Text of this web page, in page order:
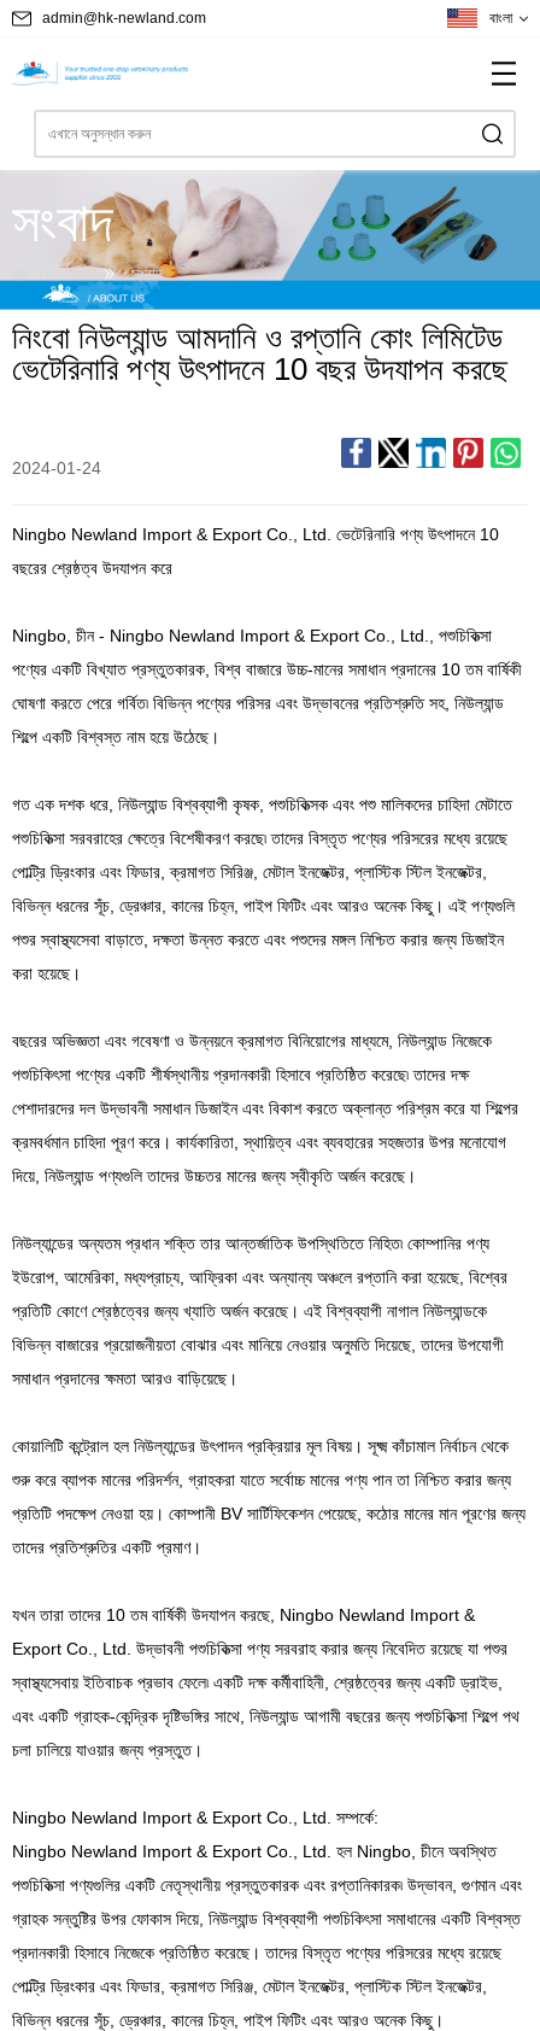
admin@hk-newland.com বাংলা
সংবাদ
Home সংবাদ
নিংবো নিউল্যান্ড আমদানি ও রপ্তানি কোং লিমিটেড
ভেটেরিনারি পণ্য উৎপাদনে 10 বছর উদযাপন করছে
2024-01-24
Ningbo Newland Import & Export Co., Ltd. ভেটেরিনারি পণ্য উৎপাদনে 10
বছরের শ্রেষ্ঠত্ব উদযাপন করে
Ningbo, চীন - Ningbo Newland Import & Export Co., Ltd., পশুচিকিত্সা
পণ্যের একটি বিখ্যাত প্রস্তুতকারক, বিশ্ব বাজারে উচ্চ-মানের সমাধান প্রদানের 10 তম বার্ষিকী
ঘোষণা করতে পেরে গর্বিত৷ বিভিন্ন পণ্যের পরিসর এবং উদ্ভাবনের প্রতিশ্রুতি সহ, নিউল্যান্ড
শিল্পে একটি বিশ্বস্ত নাম হয়ে উঠেছে।
গত এক দশক ধরে, নিউল্যান্ড বিশ্বব্যাপী কৃষক, পশুচিকিত্সক এবং পশু মালিকদের চাহিদা মেটাতে
পশুচিকিত্সা সরবরাহের ক্ষেত্রে বিশেষীকরণ করছে৷ তাদের বিস্তৃত পণ্যের পরিসরের মধ্যে রয়েছে
পোল্ট্রি ড্রিংকার এবং ফিডার, ক্রমাগত সিরিঞ্জ, মেটাল ইনজেক্টর, প্লাস্টিক স্টিল ইনজেক্টর,
বিভিন্ন ধরনের সূঁচ, ড্রেঞ্চার, কানের চিহ্ন, পাইপ ফিটিং এবং আরও অনেক কিছু। এই পণ্যগুলি
পশুর স্বাস্থ্যসেবা বাড়াতে, দক্ষতা উন্নত করতে এবং পশুদের মঙ্গল নিশ্চিত করার জন্য ডিজাইন
করা হয়েছে।
বছরের অভিজ্ঞতা এবং গবেষণা ও উন্নয়নে ক্রমাগত বিনিয়োগের মাধ্যমে, নিউল্যান্ড নিজেকে
পশুচিকিৎসা পণ্যের একটি শীর্ষস্থানীয় প্রদানকারী হিসাবে প্রতিষ্ঠিত করেছে৷ তাদের দক্ষ
পেশাদারদের দল উদ্ভাবনী সমাধান ডিজাইন এবং বিকাশ করতে অক্লান্ত পরিশ্রম করে যা শিল্পের
ক্রমবর্ধমান চাহিদা পূরণ করে। কার্যকারিতা, স্থায়িত্ব এবং ব্যবহারের সহজতার উপর মনোযোগ
দিয়ে, নিউল্যান্ড পণ্যগুলি তাদের উচ্চতর মানের জন্য স্বীকৃতি অর্জন করেছে।
নিউল্যান্ডের অন্যতম প্রধান শক্তি তার আন্তর্জাতিক উপস্থিতিতে নিহিত৷ কোম্পানির পণ্য
ইউরোপ, আমেরিকা, মধ্যপ্রাচ্য, আফ্রিকা এবং অন্যান্য অঞ্চলে রপ্তানি করা হয়েছে, বিশ্বের
প্রতিটি কোণে শ্রেষ্ঠত্বের জন্য খ্যাতি অর্জন করেছে। এই বিশ্বব্যাপী নাগাল নিউল্যান্ডকে
বিভিন্ন বাজারের প্রয়োজনীয়তা বোঝার এবং মানিয়ে নেওয়ার অনুমতি দিয়েছে, তাদের উপযোগী
সমাধান প্রদানের ক্ষমতা আরও বাড়িয়েছে।
কোয়ালিটি কন্ট্রোল হল নিউল্যান্ডের উৎপাদন প্রক্রিয়ার মূল বিষয়। সূক্ষ্ম কাঁচামাল নির্বাচন থেকে
শুরু করে ব্যাপক মানের পরিদর্শন, গ্রাহকরা যাতে সর্বোচ্চ মানের পণ্য পান তা নিশ্চিত করার জন্য
প্রতিটি পদক্ষেপ নেওয়া হয়। কোম্পানী BV সার্টিফিকেশন পেয়েছে, কঠোর মানের মান পূরণের জন্য
তাদের প্রতিশ্রুতির একটি প্রমাণ।
যখন তারা তাদের 10 তম বার্ষিকী উদযাপন করছে, Ningbo Newland Import &
Export Co., Ltd. উদ্ভাবনী পশুচিকিত্সা পণ্য সরবরাহ করার জন্য নিবেদিত রয়েছে যা পশুর
স্বাস্থ্যসেবায় ইতিবাচক প্রভাব ফেলে৷ একটি দক্ষ কর্মীবাহিনী, শ্রেষ্ঠত্বের জন্য একটি ড্রাইভ,
এবং একটি গ্রাহক-কেন্দ্রিক দৃষ্টিভঙ্গির সাথে, নিউল্যান্ড আগামী বছরের জন্য পশুচিকিত্সা শিল্পে পথ
চলা চালিয়ে যাওয়ার জন্য প্রস্তুত।
Ningbo Newland Import & Export Co., Ltd. সম্পর্কে:
Ningbo Newland Import & Export Co., Ltd. হল Ningbo, চীনে অবস্থিত
পশুচিকিত্সা পণ্যগুলির একটি নেতৃস্থানীয় প্রস্তুতকারক এবং রপ্তানিকারক৷ উদ্ভাবন, গুণমান এবং
গ্রাহক সন্তুষ্টির উপর ফোকাস দিয়ে, নিউল্যান্ড বিশ্বব্যাপী পশুচিকিৎসা সমাধানের একটি বিশ্বস্ত
প্রদানকারী হিসাবে নিজেকে প্রতিষ্ঠিত করেছে। তাদের বিস্তৃত পণ্যের পরিসরের মধ্যে রয়েছে
পোল্ট্রি ড্রিংকার এবং ফিডার, ক্রমাগত সিরিঞ্জ, মেটাল ইনজেক্টর, প্লাস্টিক স্টিল ইনজেক্টর,
বিভিন্ন ধরনের সূঁচ, ড্রেঞ্চার, কানের চিহ্ন, পাইপ ফিটিং এবং আরও অনেক কিছু।